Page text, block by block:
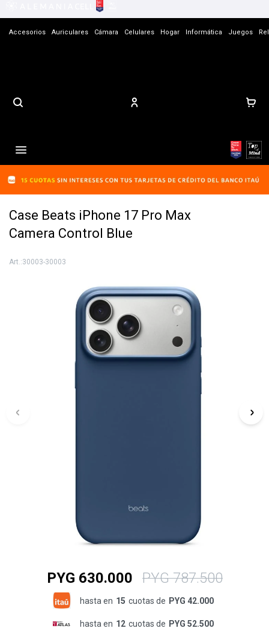
Accesorios Auriculares Cámara Celulares Hogar Informática Juegos

Case Beats iPhone 17 Pro Max
Camera Control Blue
30003-30003
PYG 630.000 PYG 787.500
hasta en 15 cuotas de PYG 42.000
hasta en 12 cuotas de PYG 52.500